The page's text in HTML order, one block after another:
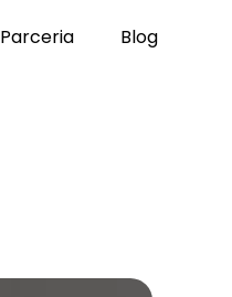
Parceria Blog